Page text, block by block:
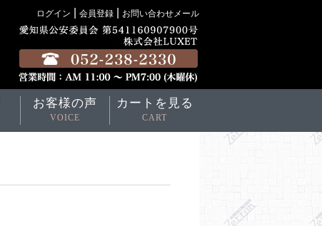
ログイン 会員登録 お問い合わせメール
お客様の声
VOICE
カートを見る
CART